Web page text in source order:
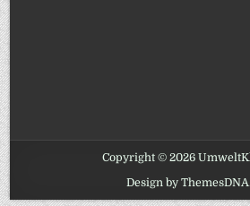
Copyright © 2026
Design by